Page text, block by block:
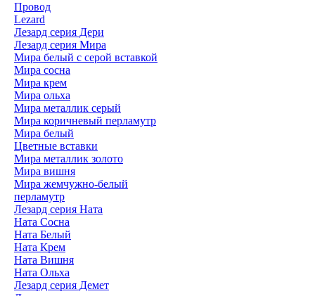
Провод
Lezard
Лезард серия Дери
Лезард серия Мира
Мира белый c серой вставкой
Мира сосна
Мира крем
Мира ольха
Мира металлик серый
Мира коричневый перламутр
Мира белый
Цветные вставки
Мира металлик золото
Мира вишня
Мира жемчужно-белый
перламутр
Лезард серия Ната
Ната Сосна
Ната Белый
Ната Крем
Ната Вишня
Ната Ольха
Лезард серия Демет